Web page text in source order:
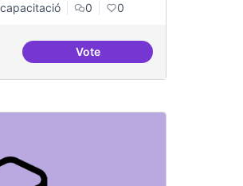
0 0
VoteServei estable de migració al